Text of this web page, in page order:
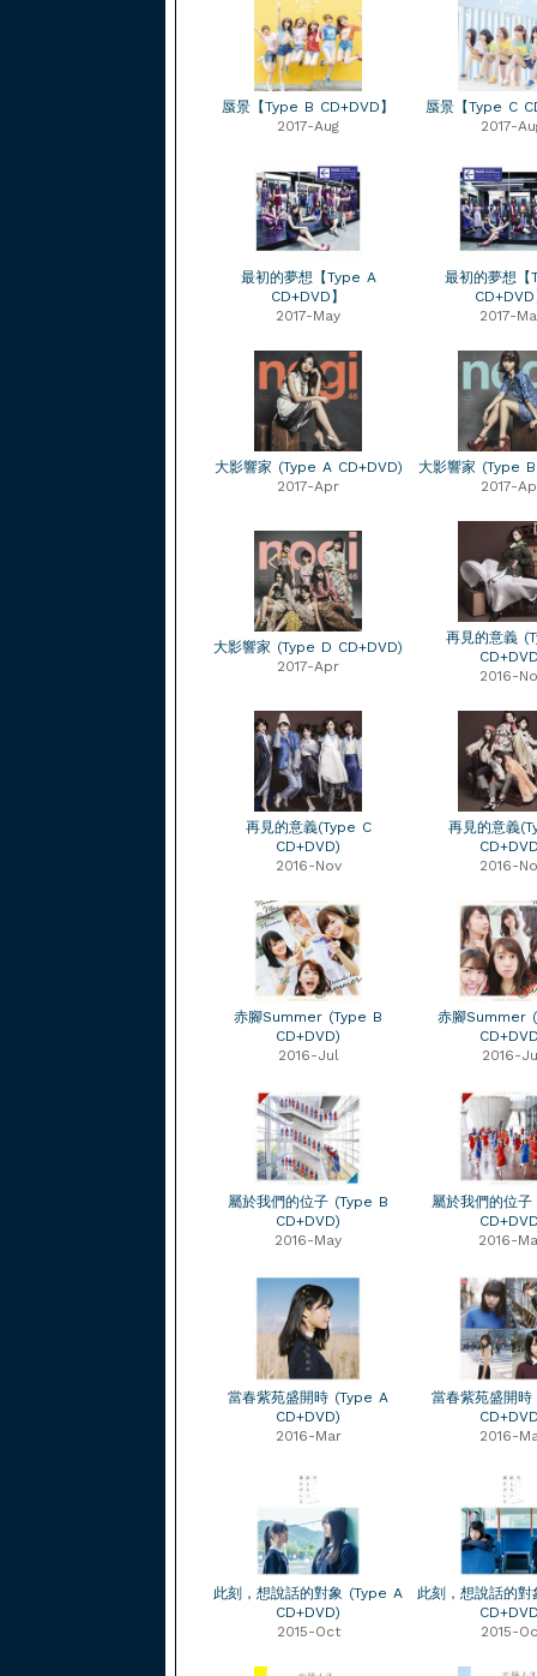
蜃景【Type B CD+DVD】
2017-Aug
蜃景【Type C
2017-
最初的夢想【Type A
CD+DVD】
2017-May
最初的夢想【
2017-
大影響家 (Type A CD+DVD)
2017-Apr
大影響家 (Type
2017-
大影響家 (Type D CD+DVD)
2017-Apr
再見的意義
2016-
再見的意義(Type C
CD+DVD)
2016-Nov
再見的意義
2016-
赤腳Summer (Type B
CD+DVD)
2016-Jul
赤腳Summer
2016-
屬於我們的位子 (Type B
CD+DVD)
2016-May
屬於我們的位
2016-
當春紫苑盛開時 (Type A
CD+DVD)
2016-Mar
當春紫苑盛開
2016-
此刻，想說話的對象 (Type A
CD+DVD)
2015-Oct
此刻，想說話的
2015-